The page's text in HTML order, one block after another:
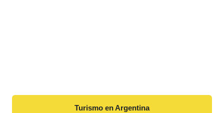
Turismo en Argentina